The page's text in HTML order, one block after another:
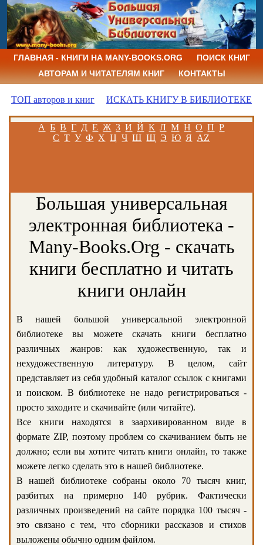
ГЛАВНАЯ - КНИГИ НА MANY-BOOKS.ORG
ПОИСК КНИГ
АВТОРАМ И ЧИТАТЕЛЯМ КНИГ
КОНТАКТЫ
ТОП авторов и книг ИСКАТЬ КНИГУ В БИБЛИОТЕКЕ
А Б В Г Д Е Ж З И Й К Л М Н О П Р
С Т У Ф Х Ц Ч Ш Щ Э Ю Я AZ
Большая универсальная
электронная библиотека -
Many-Books.Org - скачать
книги бесплатно и читать
книги онлайн
В нашей большой универсальной электронной
библиотеке вы можете скачать книги бесплатно
различных жанров: как художественную, так и
нехудожественную литературу. В целом, сайт
представляет из себя удобный каталог ссылок с книгами
и поиском. В библиотеке не надо регистрироваться -
просто заходите и скачивайте (или читайте).
Все книги находятся в заархивированном виде в
формате ZIP, поэтому проблем со скачиванием быть не
должно; если вы хотите читать книги онлайн, то также
можете легко сделать это в нашей библиотеке.
В нашей библиотеке собраны около 70 тысяч книг,
разбитых на примерно 140 рубрик. Фактически
различных произведений на сайте порядка 100 тысяч -
это связано с тем, что сборники рассказов и стихов
выложены обычно одним файлом.